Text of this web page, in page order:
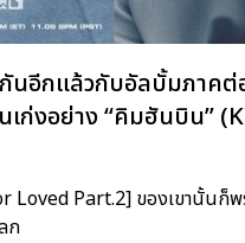
นอีกแล้วกับอัลบั้มภาค
เก่งอย่าง “คิมฮันบิน”
Loved Part.2] ของเขานั้น
ก